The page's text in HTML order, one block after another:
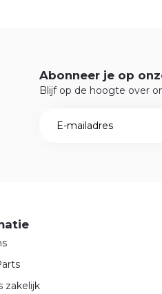
Abonneer je op
Blijf op de hoogte over
zakelijk